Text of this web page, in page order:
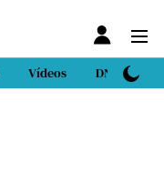
Vídeos DN Sport